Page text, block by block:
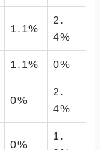
1.1%
2.
4%
1.1% 0%
0%
2.
4%
0%
1.